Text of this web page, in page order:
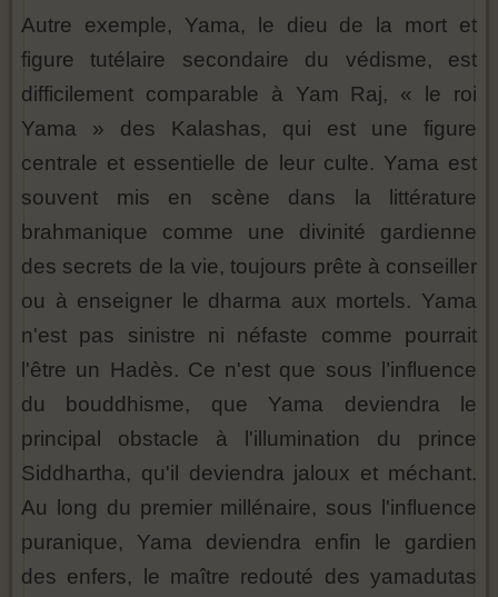
Autre exemple, Yama, le dieu de la mort et
figure tutélaire secondaire du védisme, est
difficilement comparable à Yam Raj, « le roi
Yama » des Kalashas, qui est une figure
centrale et essentielle de leur culte. Yama est
souvent mis en scène dans la littérature
brahmanique comme une divinité gardienne
des secrets de la vie, toujours prête à conseiller
ou à enseigner le dharma aux mortels. Yama
n'est pas sinistre ni néfaste comme pourrait
l'être un Hadès. Ce n'est que sous l’influence
du bouddhisme, que Yama deviendra le
principal obstacle à l'illumination du prince
Siddhartha, qu'il deviendra jaloux et méchant.
Au long du premier millénaire, sous l'influence
puranique, Yama deviendra enfin le gardien
des enfers, le maître redouté des yamadutas